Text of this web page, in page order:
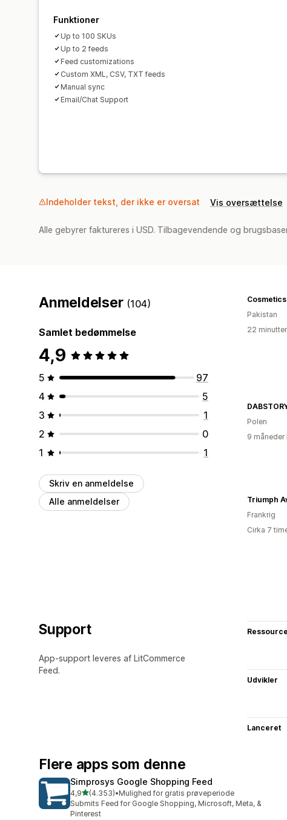
Funktioner
Up to 100 SKUs
Up to 2 feeds
Feed customizations
Custom XML, CSV, TXT feeds
Manual sync
Email/Chat Support
Indeholder tekst, der ikke er oversat Vis oversættelse
Alle gebyrer faktureres i USD. Tilbagevendende og
Anmeldelser (104)
Samlet bedømmelse
4,9
5
97
4
5
3
1
2
0
1
1
Skriv en anmeldelse
Alle anmeldelser
Pakistan
22
Polen
9 måneder
Triumph
Frankrig
Cirka 7
Support
App-support leveres af LitCommerce
Feed.
Udvikler
Lanceret
Flere apps som denne
Simprosys Google Shopping Feed
4,9ud af 5 stjerner
(4.353)
4353 anmeldelser i alt
•Mulighed for gratis prøveperiode
Submits Feed for Google Shopping, Microsoft, Meta, &
Pinterest